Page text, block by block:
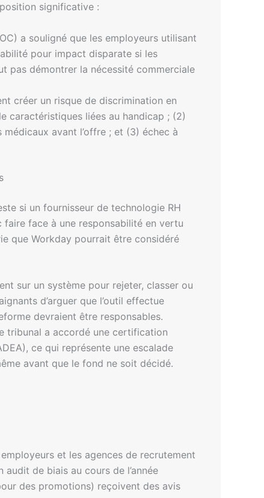
significative :
a souligné que les employeurs utilisant
pour impact disparate si les
pas démontrer la nécessité commerciale
créer un risque de discrimination en
caractéristiques liées au handicap ; (2)
avant l’offre ; et (3) échec à
si un fournisseur de technologie RH
face à une responsabilité en vertu
que Workday pourrait être considéré
sur un système pour rejeter, classer ou
d’arguer que l’outil effectue
devraient être responsables.
tribunal a accordé une certification
ce qui représente une escalade
avant que le fond ne soit décidé.
et les agences de recrutement
de biais au cours de l’année
des promotions) reçoivent des avis